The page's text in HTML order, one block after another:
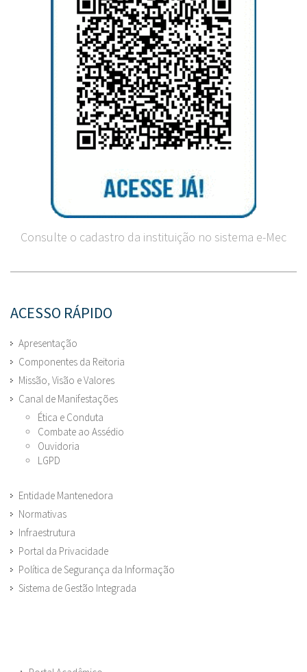
Consulte o cadastro da instituição no sistema e-Mec
ACESSO RÁPIDO
Apresentação
Componentes da Reitoria
Missão, Visão e Valores
Canal de Manifestações
Ética e Conduta
Combate ao Assédio
Ouvidoria
LGPD
Entidade Mantenedora
Normativas
Infraestrutura
Portal da Privacidade
Política de Segurança da Informação
Sistema de Gestão Integrada